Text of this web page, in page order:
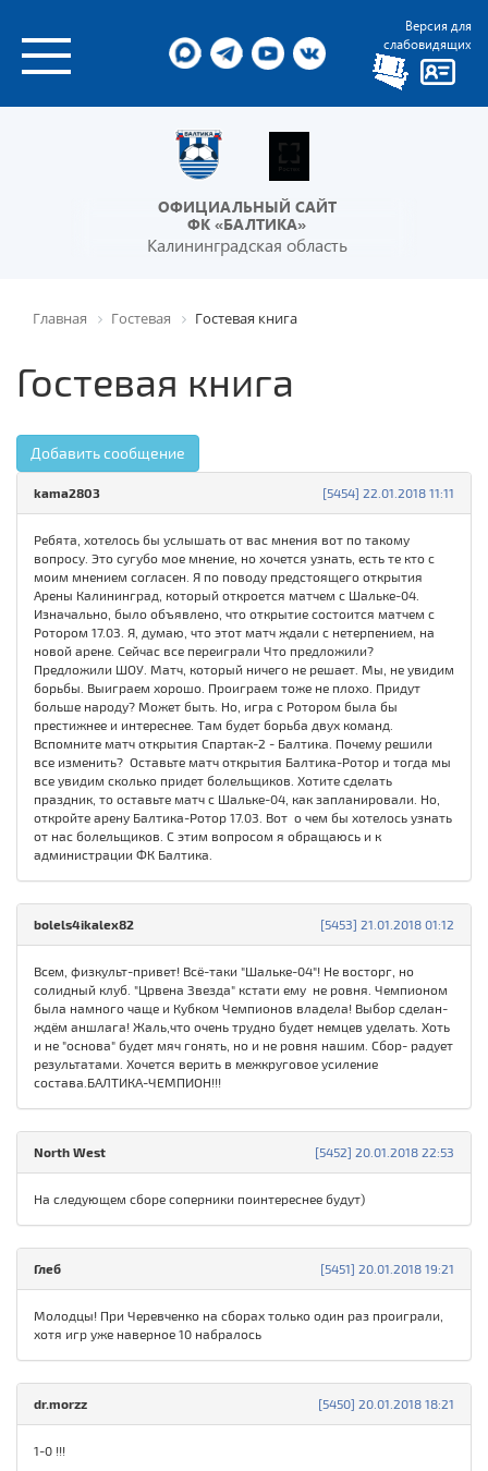
Версия для
слабовидящих
ОФИЦИАЛЬНЫЙ САЙТ
ФК «БАЛТИКА»
Калининградская область
Главная Гостевая Гостевая книга
Гостевая книга
Добавить сообщение
[5454] 22.01.2018 11:11
kama2803
Ребята, хотелось бы услышать от вас мнения вот по такому
вопросу. Это сугубо мое мнение, но хочется узнать, есть те кто с
моим мнением согласен. Я по поводу предстоящего открытия
Арены Калининград, который откроется матчем с Шальке-04.
Изначально, было объявлено, что открытие состоится матчем с
Ротором 17.03. Я, думаю, что этот матч ждали с нетерпением, на
новой арене. Сейчас все переиграли Что предложили?
Предложили ШОУ. Матч, который ничего не решает. Мы, не увидим
борьбы. Выиграем хорошо. Проиграем тоже не плохо. Придут
больше народу? Может быть. Но, игра с Ротором была бы
престижнее и интереснее. Там будет борьба двух команд.
Вспомните матч открытия Спартак-2 - Балтика. Почему решили
все изменить? Оставьте матч открытия Балтика-Ротор и тогда мы
все увидим сколько придет болельщиков. Хотите сделать
праздник, то оставьте матч с Шальке-04, как запланировали. Но,
откройте арену Балтика-Ротор 17.03. Вот о чем бы хотелось узнать
от нас болельщиков. С этим вопросом я обращаюсь и к
администрации ФК Балтика.
[5453] 21.01.2018 01:12
bolels4ikalex82
Всем, физкульт-привет! Всё-таки "Шальке-04"! Не восторг, но
солидный клуб. "Црвена Звезда" кстати ему не ровня. Чемпионом
была намного чаще и Кубком Чемпионов владела! Выбор сделан-
ждём аншлага! Жаль,что очень трудно будет немцев уделать. Хоть
и не "основа" будет мяч гонять, но и не ровня нашим. Сбор- радует
результатами. Хочется верить в межкруговое усиление
состава.БАЛТИКА-ЧЕМПИОН!!!
[5452] 20.01.2018 22:53
North West
На следующем сборе соперники поинтереснее будут)
[5451] 20.01.2018 19:21
Глеб
Молодцы! При Черевченко на сборах только один раз проиграли,
хотя игр уже наверное 10 набралось
[5450] 20.01.2018 18:21
dr.morzz
1-0 !!!